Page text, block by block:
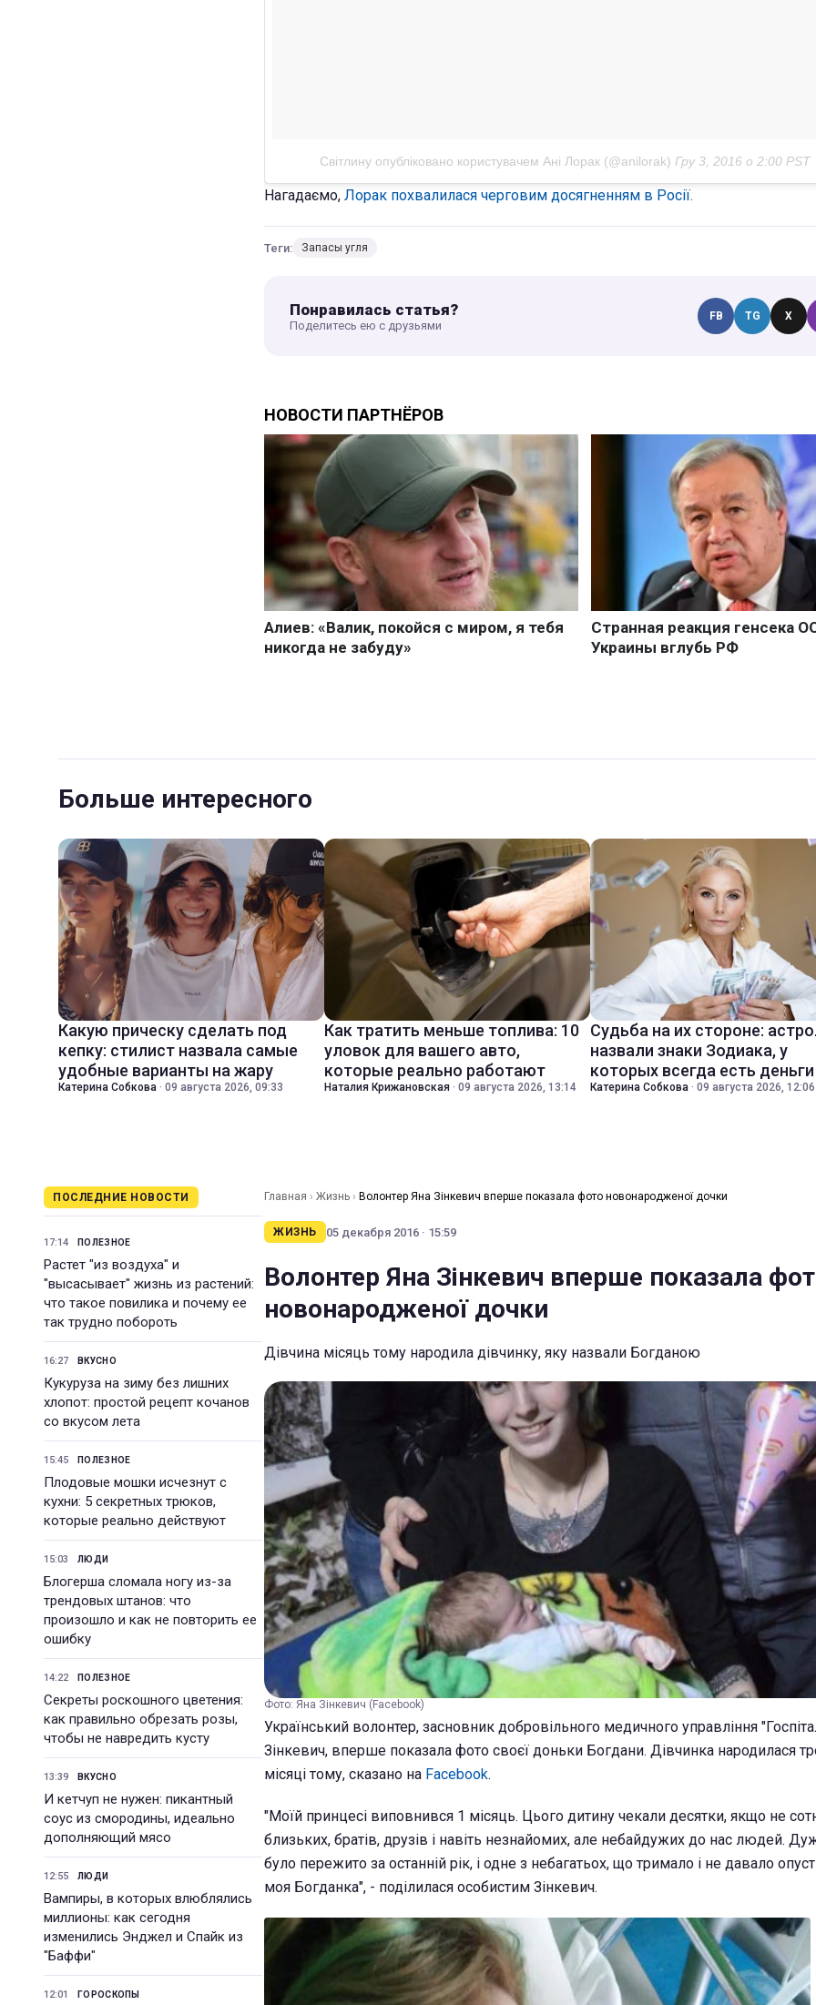
Світлину опубліковано користувачем Ані Лорак (@anilorak) Гру 3, 2016 о 2:00 PST
Нагадаємо, Лорак похвалилася черговим досягненням в Росії.
Теги: Запасы угля
Понравилась статья?
Поделитесь ею с друзьями
FB TG X
Больше интересного
Какую прическу сделать под
кепку: стилист назвала самые
удобные варианты на жару
Катерина Собкова · 09 августа 2026, 09:33
Как тратить меньше топлива: 10
уловок для вашего авто,
которые реально работают
Наталия Крижановская · 09 августа 2026, 13:14
Судьба на их стороне:
назвали знаки Зодиака, у
которых всегда есть деньги
Катерина Собкова · 09 августа 2026, 12:06
ПОСЛЕДНИЕ НОВОСТИ
17:14 ПОЛЕЗНОЕ
Растет "из воздуха" и
"высасывает" жизнь из растений:
что такое повилика и почему ее
так трудно побороть
16:27 ВКУСНО
Кукуруза на зиму без лишних
хлопот: простой рецепт кочанов
со вкусом лета
15:45 ПОЛЕЗНОЕ
Плодовые мошки исчезнут с
кухни: 5 секретных трюков,
которые реально действуют
15:03 ЛЮДИ
Блогерша сломала ногу из-за
трендовых штанов: что
произошло и как не повторить ее
ошибку
14:22 ПОЛЕЗНОЕ
Секреты роскошного цветения:
как правильно обрезать розы,
чтобы не навредить кусту
13:39 ВКУСНО
И кетчуп не нужен: пикантный
соус из смородины, идеально
дополняющий мясо
12:55 ЛЮДИ
Вампиры, в которых влюблялись
миллионы: как сегодня
изменились Энджел и Спайк из
"Баффи"
12:01 ГОРОСКОПЫ
Главная › Жизнь › Волонтер Яна Зінкевич вперше показала фото новонародженої дочки
ЖИЗНЬ 05 декабря 2016 · 15:59
Волонтер Яна Зінкевич вперше показала
новонародженої дочки
Дівчина місяць тому народила дівчинку, яку назвали Богданою
Фото: Яна Зінкевич (Facebook)
Український волонтер, засновник добровільного медичного управління
Зінкевич, вперше показала фото своєї доньки Богдани. Дівчинка народилася
місяці тому, сказано на Facebook.
"Моїй принцесі виповнився 1 місяць. Цього дитину чекали десятки, якщо не
близьких, братів, друзів і навіть незнайомих, але небайдужих до нас людей.
було пережито за останній рік, і одне з небагатьох, що тримало і не давало
моя Богданка", - поділилася особистим Зінкевич.